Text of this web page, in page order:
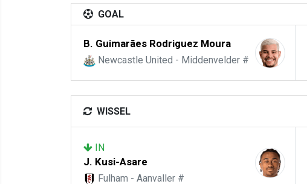
GOAL
B. Guimarães Rodriguez Moura
Newcastle United - Middenvelder #
WISSEL
IN
J. Kusi-Asare
Fulham - Aanvaller #